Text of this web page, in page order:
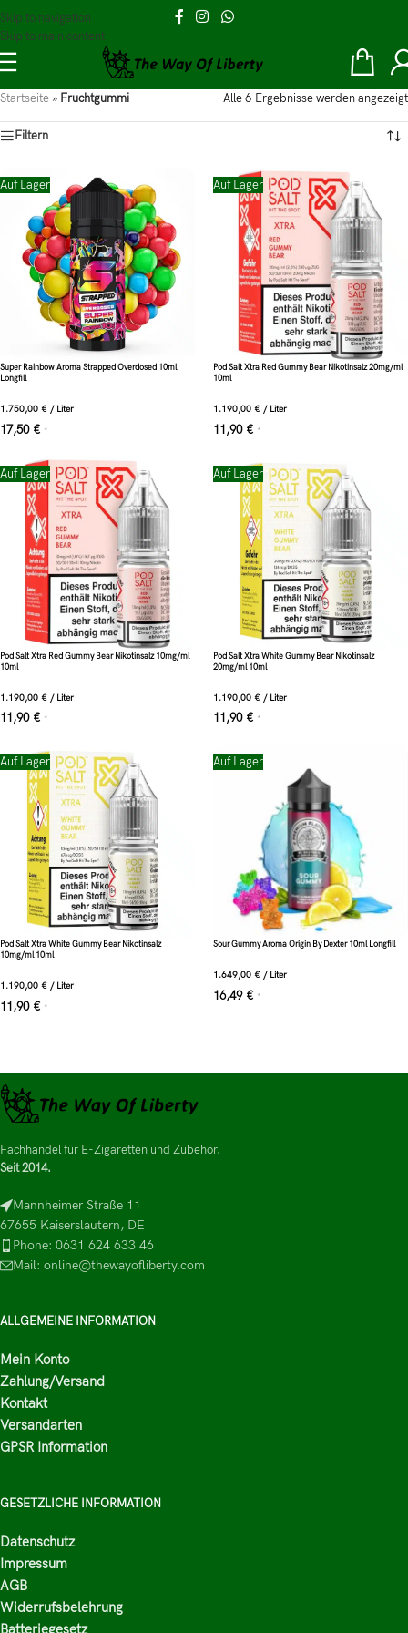
Skip to navigation
Skip to main content
Startseite » Fruchtgummi Alle 6 Ergebnisse werden angezeigt
Filtern
Auf Lager
Super Rainbow Aroma Strapped Overdosed 10ml
Longfill
1.750,00 € / Liter
17,50 € *
Auf Lager
Pod Salt Xtra Red Gummy Bear Nikotinsalz 20mg/ml
10ml
1.190,00 € / Liter
11,90 € *
Auf Lager
Pod Salt Xtra Red Gummy Bear Nikotinsalz 10mg/ml
10ml
1.190,00 € / Liter
11,90 € *
Auf Lager
Pod Salt Xtra White Gummy Bear Nikotinsalz
20mg/ml 10ml
1.190,00 € / Liter
11,90 € *
Auf Lager
Pod Salt Xtra White Gummy Bear Nikotinsalz
10mg/ml 10ml
1.190,00 € / Liter
11,90 € *
Auf Lager
Sour Gummy Aroma Origin By Dexter 10ml Longfill
1.649,00 € / Liter
16,49 € *
Fachhandel für E-Zigaretten und Zubehör.
Seit 2014.
Mannheimer Straße 11
67655 Kaiserslautern, DE
Phone: 0631 624 633 46
Mail: online@thewayofliberty.com
ALLGEMEINE INFORMATION
Mein Konto
Zahlung/Versand
Kontakt
Versandarten
GPSR Information
GESETZLICHE INFORMATION
Datenschutz
Impressum
AGB
Widerrufsbelehrung
Batteriegesetz